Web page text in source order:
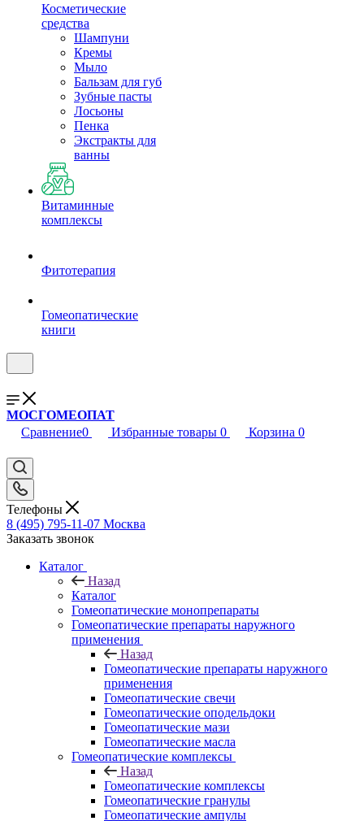
Косметические
средства
Шампуни
Кремы
Мыло
Бальзам для губ
Зубные пасты
Лосьоны
Пенка
Экстракты для
ванны
Витаминные
комплексы
Фитотерапия
Гомеопатические
книги
МОСГОМЕОПАТ
Сравнение0 Избранные товары 0 Корзина 0
Телефоны
8 (495) 795-11-07 Москва
Заказать звонок
Каталог
Назад
Каталог
Гомеопатические монопрепараты
Гомеопатические препараты наружного
применения
Назад
Гомеопатические препараты наружного
применения
Гомеопатические свечи
Гомеопатические оподельдоки
Гомеопатические мази
Гомеопатические масла
Гомеопатические комплексы
Назад
Гомеопатические комплексы
Гомеопатические гранулы
Гомеопатические ампулы